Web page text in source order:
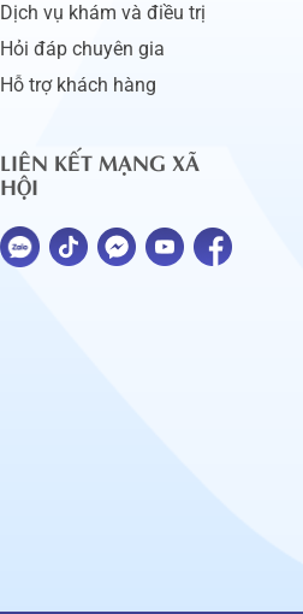
Dịch vụ khám và điều trị
Hỏi đáp chuyên gia
Hỗ trợ khách hàng
LIÊN KẾT MẠNG XÃ
HỘI